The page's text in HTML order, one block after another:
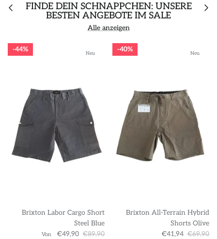
FINDE DEIN SCHNÄPPCHEN: UNSERE
BESTEN ANGEBOTE IM SALE
Alle anzeigen
Neu
44%
Brixton Labor Cargo Short
Steel Blue
Von €49,90 €89,90
Neu
40%
Brixton All-Terrain Hybrid
Shorts Olive
€41,94 €69,90